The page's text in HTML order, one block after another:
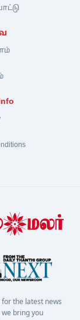
the latest news
bring you